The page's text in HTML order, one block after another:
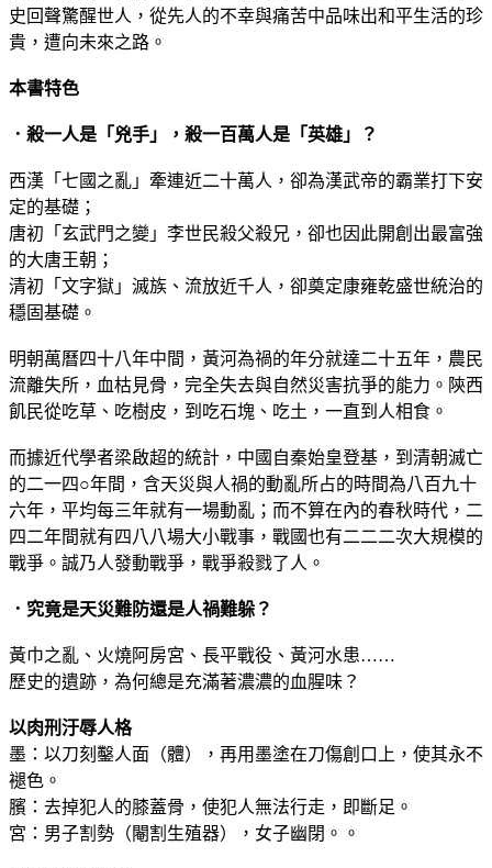
史回聲驚醒世人，從先人的不幸與痛苦中品味出和平生活的珍
貴，遭向未來之路。
本書特色
．殺一人是「兇手」，殺一百萬人是「英雄」？
西漢「七國之亂」牽連近二十萬人，卻為漢武帝的霸業打下安
定的基礎；
唐初「玄武門之變」李世民殺父殺兄，卻也因此開創出最富強
的大唐王朝；
清初「文字獄」滅族、流放近千人，卻奠定康雍乾盛世統治的
穩固基礎。
明朝萬曆四十八年中間，黃河為禍的年分就達二十五年，農民
流離失所，血枯見骨，完全失去與自然災害抗爭的能力。陝西
飢民從吃草、吃樹皮，到吃石塊、吃土，一直到人相食。
而據近代學者梁啟超的統計，中國自秦始皇登基，到清朝滅亡
的二一四○年間，含天災與人禍的動亂所占的時間為八百九十
六年，平均每三年就有一場動亂；而不算在內的春秋時代，二
四二年間就有四八八場大小戰事，戰國也有二二二次大規模的
戰爭。誠乃人發動戰爭，戰爭殺戮了人。
．究竟是天災難防還是人禍難躲？
黃巾之亂、火燒阿房宮、長平戰役、黃河水患……
歷史的遺跡，為何總是充滿著濃濃的血腥味？
以肉刑汙辱人格
墨：以刀刻鑿人面（體），再用墨塗在刀傷創口上，使其永不
褪色。
臏：去掉犯人的膝蓋骨，使犯人無法行走，即斷足。
宮：男子割勢（閹割生殖器），女子幽閉。。